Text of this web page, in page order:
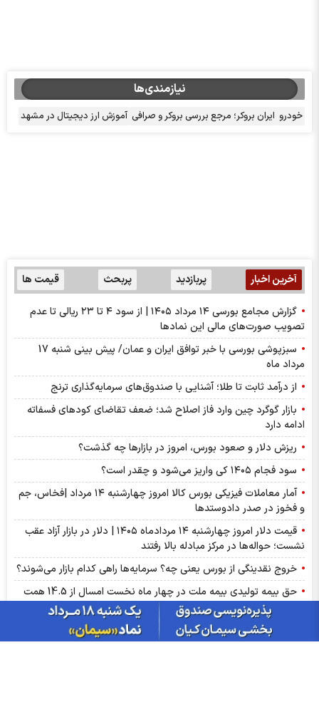
نیازمندی‌ها
خودرو ایران بروکر؛ مرجع بررسی بروکر و صرافی آموزش ارز دیجیتال در مشهد
آخرین اخبار پربازدید پربحث قیمت ها
گزارش مجامع بورسی ۱۴ مرداد ۱۴۰۵ | از سود ۴ تا ۲۳ ریالی تا عدم
تصویب صورت‌های مالی این نماد‌ها
سبزپوشی بورسی با خبر توافق ایران و عمان/ پیش بینی شنبه 17
مرداد ماه
از درآمد ثابت تا طلا؛ آشنایی با صندوق‌های سرمایه‌گذاری ترنج
بازار گوگرد چین وارد فاز اصلاح شد؛ ضعف تقاضای کودهای فسفاته
ادامه دارد
ریزش دلار و صعود بورس، امروز در بازارها چه گذشت؟
سود فجام ۱۴۰۵ کی واریز می‌شود و چقدر است؟
آمار معاملات فیزیکی بورس کالا امروز چهارشنبه ۱۴ مرداد |فخاس، جم
و فخوز در صدر دادوستد‌ها
قیمت دلار امروز چهارشنبه ۱۴ مردادماه ۱۴۰۵ | دلار در بازار آزاد عقب
نشست؛ حواله‌ها در مرکز مبادله بالا رفتند
خروج نقدینگی از بورس یعنی چه؟ سرمایه‌ها راهی کدام بازار می‌شوند؟
حق بیمه تولیدی بیمه ملت در چهار ماه نخست امسال از 14.5 همت
عرضه مستقیم محصولات ایرانول در ایام اربعین